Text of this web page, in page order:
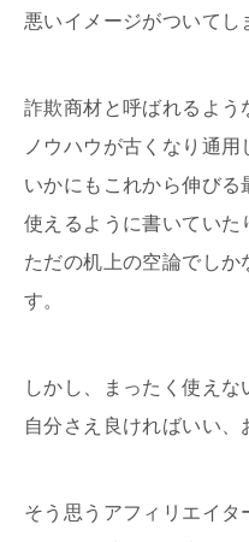
悪いイメージがついてし
詐欺商材と呼ばれるよう
ノウハウが古くなり通
いかにもこれから伸びる
使えるように書いていた
ただの机上の空論でしか
す。
しかし、まったく使えな
自分さえ良ければいい、
そう思うアフィリエイタ